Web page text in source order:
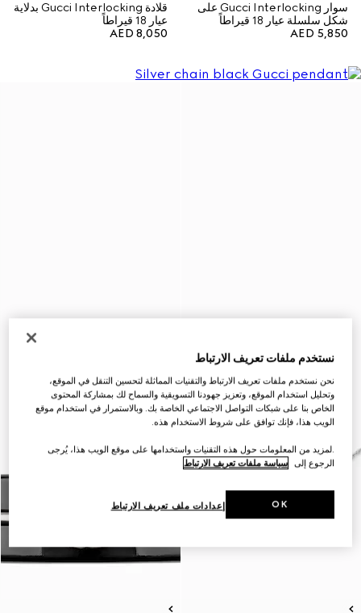
سوار Gucci Interlocking على
شكل سلسلة عيار 18 قيراطاً
AED 5,850
قلادة Gucci Interlocking بدلاية
عيار 18 قيراطاً
AED 8,050
نستخدم ملفات تعريف الارتباط
نحن نستخدم ملفات تعريف الارتباط والتقنيات المماثلة لتحسين التنقل في الموقع،
وتحليل استخدام الموقع، وتعزيز جهودنا التسويقية والسماح لك بمشاركة المحتوى
الخاص بنا على شبكات التواصل الاجتماعي الخاصة بك. وبالاستمرار في استخدام موقع
الويب هذا، فإنك توافق على شروط الاستخدام هذه.
.لمزيد من المعلومات حول هذه التقنيات واستخدامها على موقع الويب هذا، يُرجى
الرجوع إلى سياسة ملفات تعريف الارتباط
إعدادات ملف تعريف الارتباط OK